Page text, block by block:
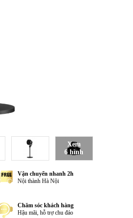
Xem
6 hình
Vận chuyển nhanh 2h
Nội thành Hà Nội
Chăm sóc khách hàng
Hậu mãi, hỗ trợ chu đáo